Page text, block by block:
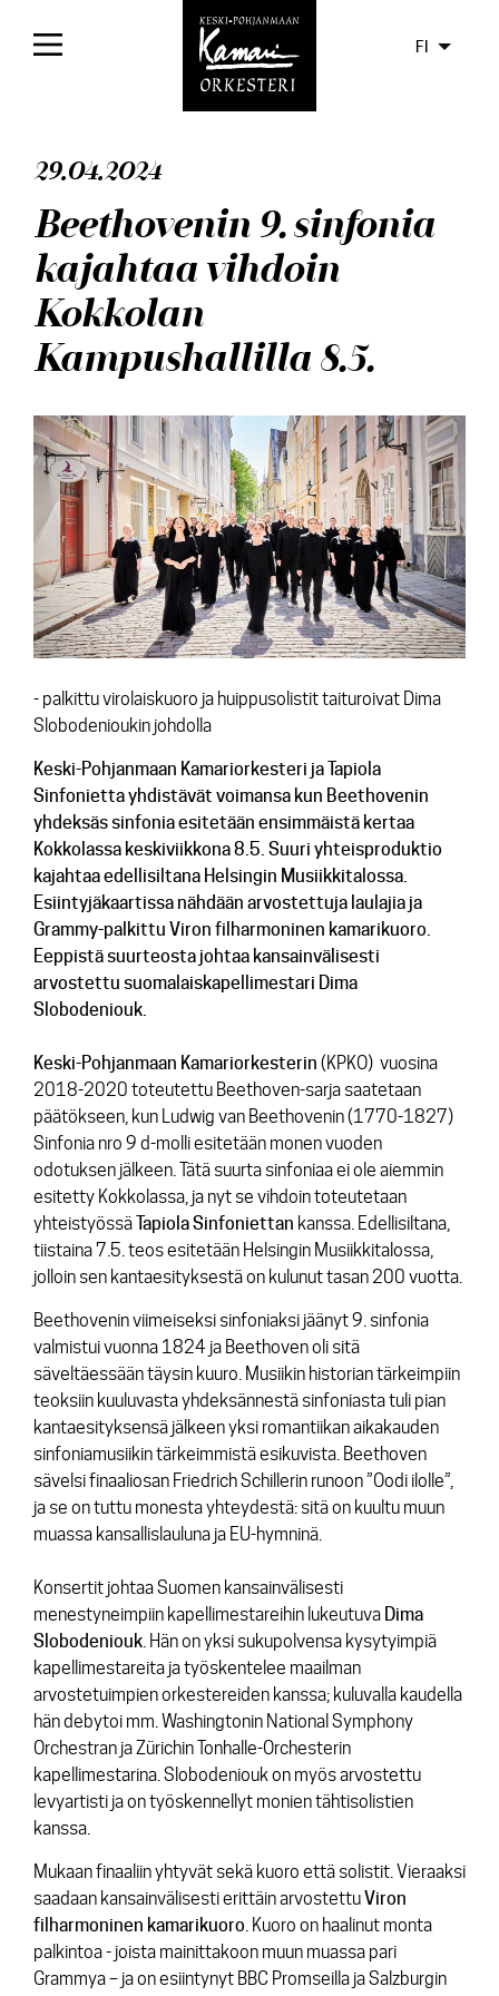
Liput
Yleisölle
Ajankohtaista
Media
Lehdistötiedotteet
Konserttiarvostelut
Levyarvostelut
Kuvapankki
Yhteys
FI
29.04.2024
Beethovenin 9. sinfonia
kajahtaa vihdoin
Kokkolan
Kampushallilla 8.5.
- palkittu virolaiskuoro ja huippusolistit taituroivat Dima
Slobodenioukin johdolla
Keski-Pohjanmaan Kamariorkesteri ja Tapiola
Sinfonietta yhdistävät voimansa kun Beethovenin
yhdeksäs sinfonia esitetään ensimmäistä kertaa
Kokkolassa keskiviikkona 8.5. Suuri yhteisproduktio
kajahtaa edellisiltana Helsingin Musiikkitalossa.
Esiintyjäkaartissa nähdään arvostettuja laulajia ja
Grammy-palkittu Viron filharmoninen kamarikuoro.
Eeppistä suurteosta johtaa kansainvälisesti
arvostettu suomalaiskapellimestari Dima
Slobodeniouk.
Keski-Pohjanmaan Kamariorkesterin (KPKO) vuosina
2018-2020 toteutettu Beethoven-sarja saatetaan
päätökseen, kun Ludwig van Beethovenin (1770-1827)
Sinfonia nro 9 d-molliesitetään monen vuoden
odotuksen jälkeen. Tätä suurta sinfoniaa ei ole aiemmin
esitetty Kokkolassa, ja nyt se vihdoin toteutetaan
yhteistyössä TapiolaSinfoniettan kanssa. Edellisiltana,
tiistaina 7.5. teos esitetään Helsingin Musiikkitalossa,
jolloin sen kantaesityksestä on kulunut tasan 200 vuotta.
Beethovenin viimeiseksi sinfoniaksi jäänyt 9. sinfonia
valmistui vuonna 1824 ja Beethoven oli sitä
säveltäessään täysin kuuro. Musiikin historian tärkeimpiin
teoksiin kuuluvasta yhdeksännestä sinfoniasta tuli pian
kantaesityksensä jälkeen yksi romantiikan aikakauden
sinfoniamusiikin tärkeimmistä esikuvista. Beethoven
sävelsi finaaliosan Friedrich Schillerin runoon ”Oodi ilolle”,
ja se on tuttu monesta yhteydestä: sitä on kuultu muun
muassa kansallislauluna ja EU-hymninä.
Konsertit johtaa Suomen kansainvälisesti
menestyneimpiin kapellimestareihin lukeutuva Dima
Slobodeniouk. Hän on yksi sukupolvensa kysytyimpiä
kapellimestareita ja työskentelee maailman
arvostetuimpien orkestereiden kanssa; kuluvalla kaudella
hän debytoi mm. Washingtonin National Symphony
Orchestran ja Zürichin Tonhalle-Orchesterin
kapellimestarina. Slobodeniouk on myös arvostettu
levyartisti ja on työskennellyt monien tähtisolistien
kanssa.
Mukaan finaaliin yhtyvät sekä kuoro että solistit. Vieraaksi
saadaan kansainvälisesti erittäin arvostettuViron
filharmoninen kamarikuoro. Kuoro on haalinut monta
palkintoa - joista mainittakoon muun muassa pari
Grammya – ja on esiintynyt BBC Promseilla ja Salzburgin